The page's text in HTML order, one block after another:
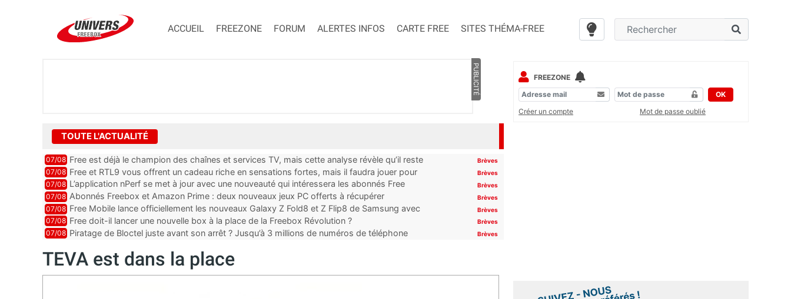
ACCUEIL FREEZONE FORUM ALERTES INFOS CARTE FREE SITES THÉMA-FREE
PUBLICITÉ
TOUTE L'ACTUALITÉ
07/08 Free est déjà le champion des chaînes et services TV, mais cette analyse révèle qu’il reste
encore au moin...
Brèves
07/08 Free et RTL9 vous offrent un cadeau riche en sensations fortes, mais il faudra jouer pour
l’obtenir
Brèves
07/08 L’application nPerf se met à jour avec une nouveauté qui intéressera les abonnés Free
Mobile, Orange, SFR ...
Brèves
07/08 Abonnés Freebox et Amazon Prime : deux nouveaux jeux PC offerts à récupérer Brèves
07/08 Free Mobile lance officiellement les nouveaux Galaxy Z Fold8 et Z Flip8 de Samsung avec
des promos et des cadeaux
Brèves
07/08 Free doit-il lancer une nouvelle box à la place de la Freebox Révolution ? Brèves
07/08 Piratage de Bloctel juste avant son arrêt ? Jusqu’à 3 millions de numéros de téléphone
Brèves
TEVA est dans la place
FREEZONE
OK
Créer un compte
Mot de passe oublié